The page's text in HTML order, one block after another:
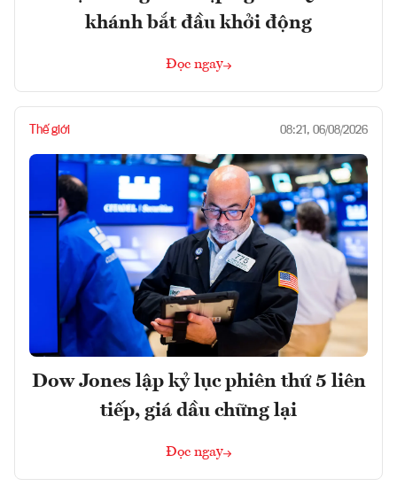
khánh bắt đầu khởi động
Đọc ngay
Thế giới 08:21, 06/08/2026
Dow Jones lập kỷ lục phiên thứ 5 liên
tiếp, giá dầu chững lại
Đọc ngay